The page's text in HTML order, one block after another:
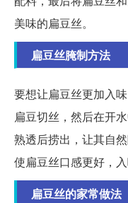
美味的扁豆丝。
扁豆丝腌制方法
要想让扁豆丝更加入
扁豆切丝，然后在开
熟透后捞出，让其自
使扁豆丝口感更好，入
扁豆丝的家常做法